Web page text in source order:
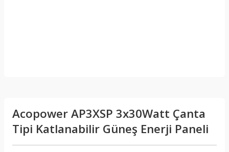
Acopower AP3XSP 3x30Watt Çanta
Tipi Katlanabilir Güneş Enerji Paneli